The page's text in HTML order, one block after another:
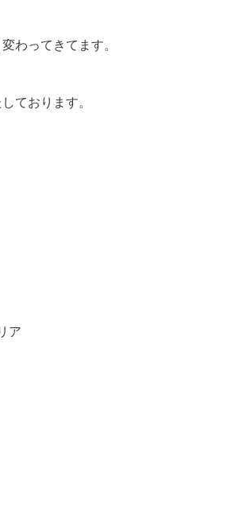
わってきてます。
ております。
ア